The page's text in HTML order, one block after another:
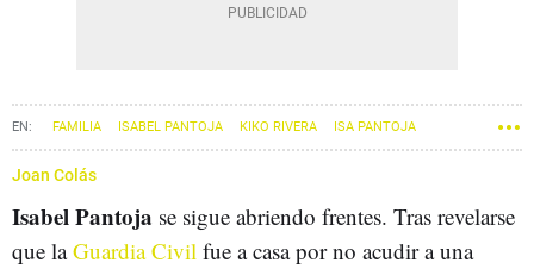
FAMILIA ISABEL PANTOJA KIKO RIVERA ISA PANTOJA
Joan Colás
Isabel Pantoja se sigue abriendo frentes. Tras revelarse
que laGuardia Civil fue a casa por no acudir a una